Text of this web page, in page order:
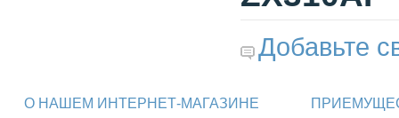
Добавьте
О НАШЕМ ИНТЕРНЕТ-МАГАЗИНЕ